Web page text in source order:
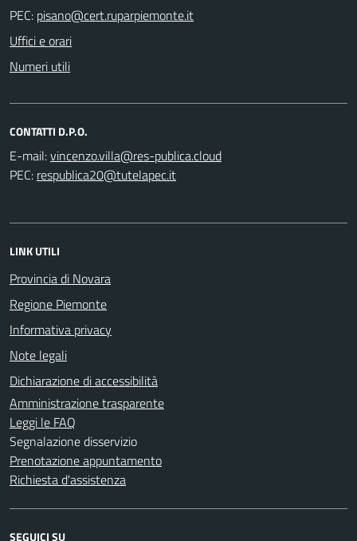
PEC:
Uffici e orari
Numeri utili
CONTATTI D.P.O.
E-mail:
PEC:
LINK UTILI
Provincia di Novara
Regione Piemonte
Informativa privacy
Note legali
Dichiarazione di accessibilità
Amministrazione trasparente
Leggi le FAQ
Segnalazione disservizio
Prenotazione appuntamento
Richiesta d'assistenza
SEGUICI SU